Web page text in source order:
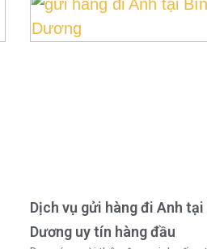
Dịch vụ gửi hàng đi Anh tại
Dương uy tín hàng đầu